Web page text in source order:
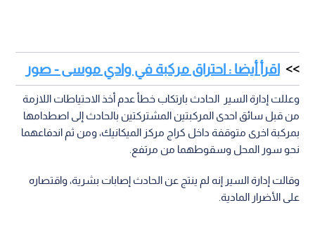
اقرأ أيضا : احتراق مركبة في وادي موسى - صور
وعللت إدارة السير الحادث بارتكاب خطأ عدم أخذ الاحتياطات اللازمة
من قبل سائق احدى المركبتين المشتركتين بالحادث إلى اصطدامها
بمركبة اخرى متوقفة داخل كراج مركز الميكانيك، ومن ثم اندفاعهما
نحو سور المحل وسقوطهما من مرتفع.
وقالت إدارة السير إنه لم ينتج عن الحادث إصابات بشرية، واقتصاره
على الأضرار المادية.